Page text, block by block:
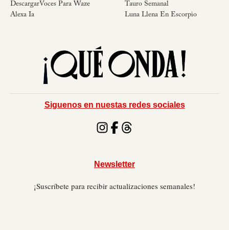
DescargarVoces Para Waze
Alexa Ia
Tauro Semanal
Luna Llena En Escorpio
Siguenos en nuestas redes sociales
Newsletter
¡Suscríbete para recibir actualizaciones semanales!